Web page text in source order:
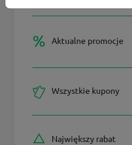
Aktualne promocje
Wszystkie kupony
Największy rabat